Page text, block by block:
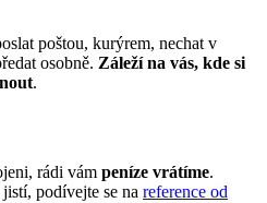
poštou, kurýrem, nechat v
osobně. Záleží na vás, kde si
.
rádi vám peníze vrátíme.
podívejte se na reference od